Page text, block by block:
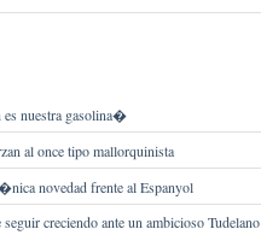
nuestra gasolina�
al once tipo mallorquinista
novedad frente al Espanyol
creciendo ante un ambicioso Tudelano